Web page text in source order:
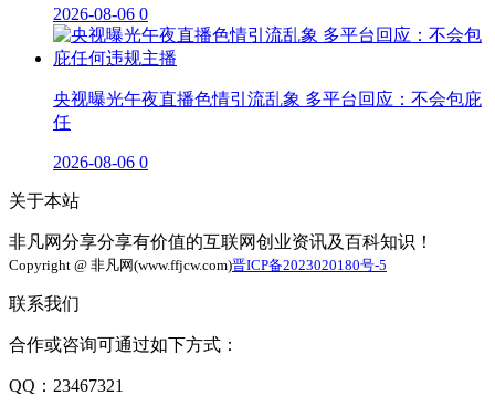
2026-08-06 0
央视曝光午夜直播色情引流乱象 多平台回应：不会包庇
任
2026-08-06 0
关于本站
非凡网分享分享有价值的互联网创业资讯及百科知识！
Copyright @ 非凡网(www.ffjcw.com)晋ICP备2023020180号-5
联系我们
合作或咨询可通过如下方式：
QQ：23467321